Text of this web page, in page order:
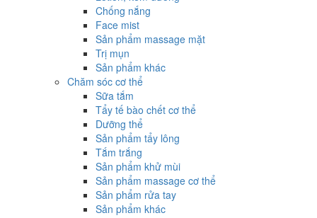
Chống nắng
Face mist
Sản phẩm massage mặt
Trị mụn
Sản phẩm khác
Chăm sóc cơ thể
Sữa tắm
Tẩy tế bào chết cơ thể
Dưỡng thể
Sản phẩm tẩy lông
Tắm trắng
Sản phẩm khử mùi
Sản phẩm massage cơ thể
Sản phẩm rửa tay
Sản phẩm khác